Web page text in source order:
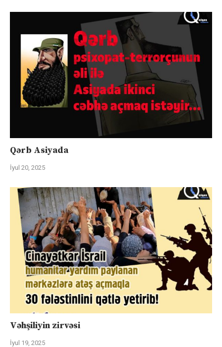
Qərb Asiyada
İyul 20, 2025
Vəhşiliyin zirvəsi
İyul 19, 2025